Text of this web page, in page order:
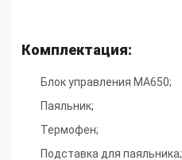
Комплектация:
Блок управления MA650;
Паяльник;
Термофен;
Подставка для паяльника;